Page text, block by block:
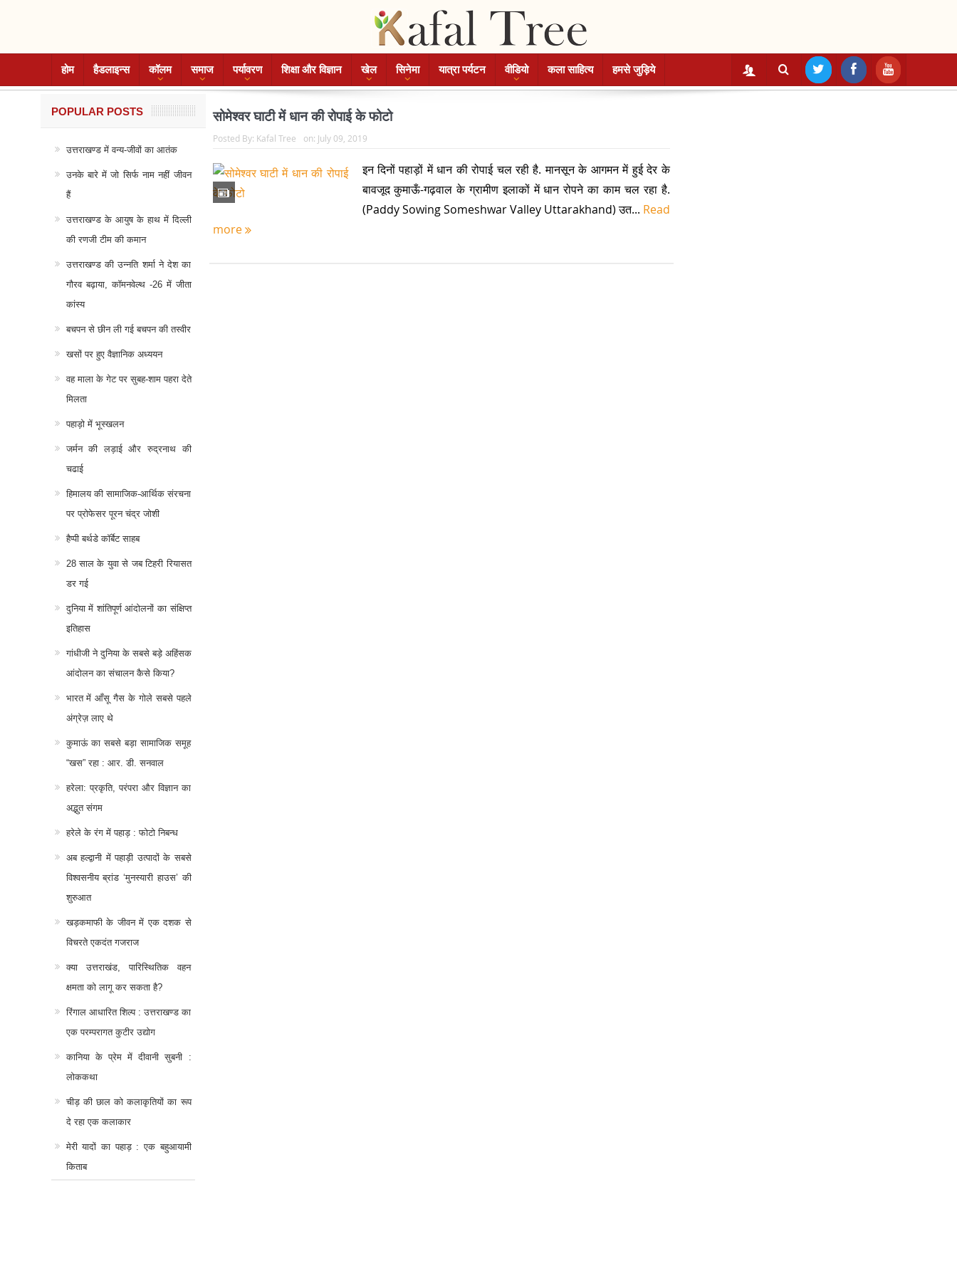
होम हैडलाइन्स कॉलम समाज पर्यावरण शिक्षा और विज्ञान खेल सिनेमा यात्रा पर्यटन वीडियो कला साहित्य हमसे जुड़िये
सोमेश्वर घाटी में धान की रोपाई के फोटो
Posted By: Kafal Tree on: July 09, 2019
इन दिनों पहाड़ों में धान की रोपाई चल रही है. मानसून के आगमन में हुई देर के
बावजूद कुमाऊँ-गढ़वाल के ग्रामीण इलाकों में धान रोपने का काम चल रहा है.
(Paddy Sowing Someshwar Valley Uttarakhand) उत... Read
more
POPULAR POSTS
उत्तराखण्ड में वन्य-जीवों का आतंक
उनके बारे में जो सिर्फ नाम नहीं जीवन
हैं
उत्तराखण्ड के आयुष के हाथ में दिल्ली
की रणजी टीम की कमान
उत्तराखण्ड की उन्नति शर्मा ने देश का
गौरव बढ़ाया, कॉमनवेल्थ -26 में जीता
कांस्य
बचपन से छीन ली गई बचपन की तस्वीर
खसों पर हुए वैज्ञानिक अध्ययन
वह माला के गेट पर सुबह-शाम पहरा देते
मिलता
पहाड़ो में भूस्खलन
जर्मन की लड़ाई और रुद्रनाथ की
चढाई
हिमालय की सामाजिक-आर्थिक संरचना
पर प्रोफेसर पूरन चंद्र जोशी
हैप्पी बर्थडे कॉर्बेट साहब
28 साल के युवा से जब टिहरी रियासत
डर गई
दुनिया में शांतिपूर्ण आंदोलनों का संक्षिप्त
इतिहास
गांधीजी ने दुनिया के सबसे बड़े अहिंसक
आंदोलन का संचालन कैसे किया?
भारत में आँसू गैस के गोले सबसे पहले
अंग्रेज़ लाए थे
कुमाऊं का सबसे बड़ा सामाजिक समूह
“खस” रहा : आर. डी. सनवाल
हरेला: प्रकृति, परंपरा और विज्ञान का
अद्भुत संगम
हरेले के रंग में पहाड़ : फोटो निबन्ध
अब हल्द्वानी में पहाड़ी उत्पादों के सबसे
विश्वसनीय ब्रांड ‘मुनस्यारी हाउस’ की
शुरुआत
खड़कमाफी के जीवन में एक दशक से
विचरते एकदंत गजराज
क्या उत्तराखंड, पारिस्थितिक वहन
क्षमता को लागू कर सकता है?
रिंगाल आधारित शिल्प : उत्तराखण्ड का
एक परम्परागत कुटीर उद्योग
कानिया के प्रेम में दीवानी सुबनी :
लोककथा
चीड़ की छाल को कलाकृतियों का रूप
दे रहा एक कलाकार
मेरी यादों का पहाड़ : एक बहुआयामी
किताब